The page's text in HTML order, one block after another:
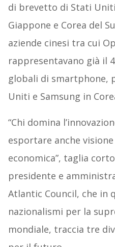
di brevetto di Stati
Giappone e Corea del
aziende cinesi tra cui
rappresentavano già il
globali di smartphone,
Uniti e Samsung in
“Chi domina
esportare anche
economica”, taglia corto
presidente e
Atlantic Council, che in
nazionalismi per la
mondiale, traccia tre